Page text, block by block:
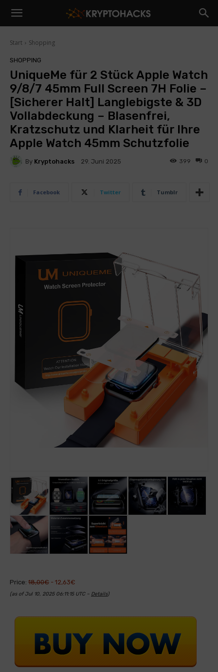
Start Shopping
SHOPPING
UniqueMe für 2 Stück Apple Watch
9/8/7 45mm Full Screen 7H Folie –
[Sicherer Halt] Langlebigste & 3D
Vollabdeckung – Blasenfrei,
Kratzschutz und Klarheit für Ihre
Apple Watch 45mm Schutzfolie
By Kryptohacks 29. Juni 2025 0
399
Facebook Twitter Tumblr
Price: 18,00€ - 12,63€
(as of Jul 10, 2025 06:11:15 UTC – Details)